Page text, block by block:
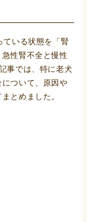
ている状態を「腎
性腎不全と慢性
事では、特に老犬
ついて、原因や
とめました。